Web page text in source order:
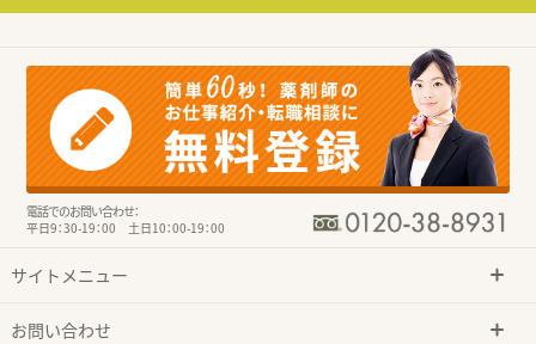
電話でのお問い合わせ：
平日9：30-19：00 土日10：00-19：00
サイトメニュー
お問い合わせ